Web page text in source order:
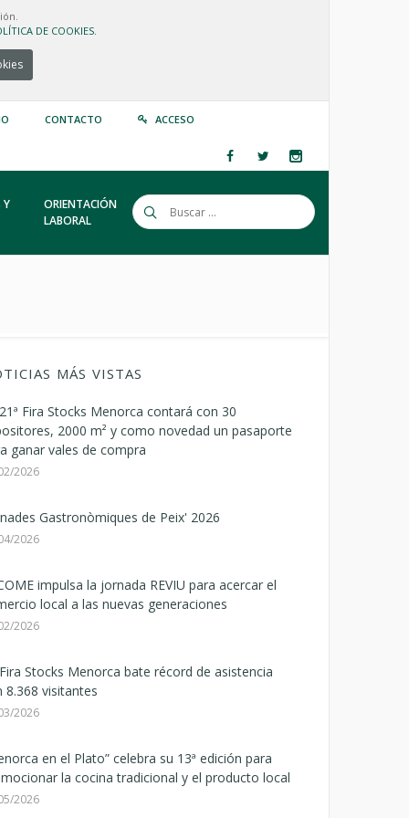
DE COOKIES.
CONTACTO ACCESO
Y
ORIENTACIÓN
LABORAL
MÁS VISTAS
Fira Stocks Menorca contará con 30
2000 m² y como novedad un pasaporte
ganar vales de compra
2026
Gastronòmiques de Peix' 2026
2026
impulsa la jornada REVIU para acercar el
local a las nuevas generaciones
2026
Stocks Menorca bate récord de asistencia
8.368 visitantes
2026
en el Plato” celebra su 13ª edición para
la cocina tradicional y el producto local
2026